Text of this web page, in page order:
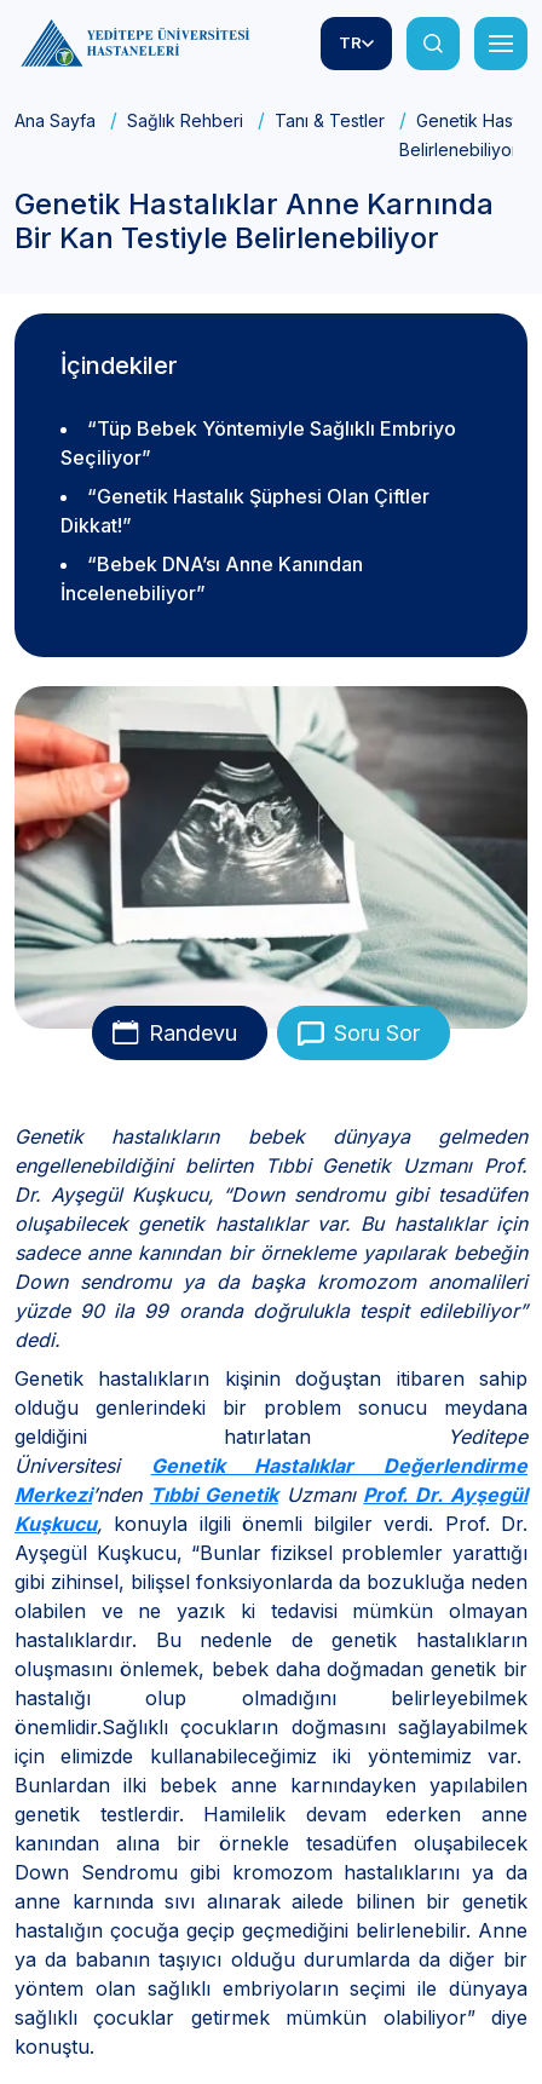
TR
Ana Sayfa Sağlık Rehberi Tanı & Testler
Genetik
Belirlenebiliyor
Genetik Hastalıklar Anne Karnında
Bir Kan Testiyle Belirlenebiliyor
İçindekiler
“Tüp Bebek Yöntemiyle Sağlıklı Embriyo
Seçiliyor”
“Genetik Hastalık Şüphesi Olan Çiftler
Dikkat!”
“Bebek DNA’sı Anne Kanından
İncelenebiliyor”
Randevu Soru Sor
Genetik hastalıkların bebek dünyaya gelmeden
engellenebildiğini belirten Tıbbi Genetik Uzmanı Prof.
Dr. Ayşegül Kuşkucu, “Down sendromu gibi tesadüfen
oluşabilecek genetik hastalıklar var. Bu hastalıklar için
sadece anne kanından bir örnekleme yapılarak bebeğin
Down sendromu ya da başka kromozom anomalileri
yüzde 90 ila 99 oranda doğrulukla tespit edilebiliyor”
dedi.
Genetik hastalıkların kişinin doğuştan itibaren sahip
olduğu genlerindeki bir problem sonucu meydana
geldiğini hatırlatan
Yeditepe
Üniversitesi
Genetik Hastalıklar Değerlendirme
Merkezi’nden Tıbbi GenetikUzmanı Prof. Dr. Ayşegül
Kuşkucu, konuyla ilgili önemli bilgiler verdi. Prof. Dr.
Ayşegül Kuşkucu, “Bunlar fiziksel problemler yarattığı
gibi zihinsel, bilişsel fonksiyonlarda da bozukluğa neden
olabilen ve ne yazık ki tedavisi mümkün olmayan
hastalıklardır. Bu nedenle de genetik hastalıkların
oluşmasını önlemek, bebek daha doğmadan genetik bir
hastalığı olup olmadığını belirleyebilmek
önemlidir.Sağlıklı çocukların doğmasını sağlayabilmek
için elimizde kullanabileceğimiz iki yöntemimiz var.
Bunlardan ilki bebek anne karnındayken yapılabilen
genetik testlerdir. Hamilelik devam ederken anne
kanından alına bir örnekle tesadüfen oluşabilecek
Down Sendromu gibi kromozom hastalıklarını ya da
anne karnında sıvı alınarak ailede bilinen bir genetik
hastalığın çocuğa geçip geçmediğini belirlenebilir. Anne
ya da babanın taşıyıcı olduğu durumlarda da diğer bir
yöntem olan sağlıklı embriyoların seçimi ile dünyaya
sağlıklı çocuklar getirmek mümkün olabiliyor” diye
konuştu.